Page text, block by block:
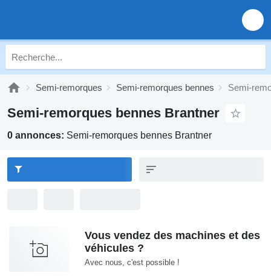
Semi-remorques Semi-remorques bennes Semi-
Semi-remorques bennes Brantner
0 annonces: Semi-remorques bennes Brantner
Vous vendez des machines et des
véhicules ?
Avec nous, c'est possible !